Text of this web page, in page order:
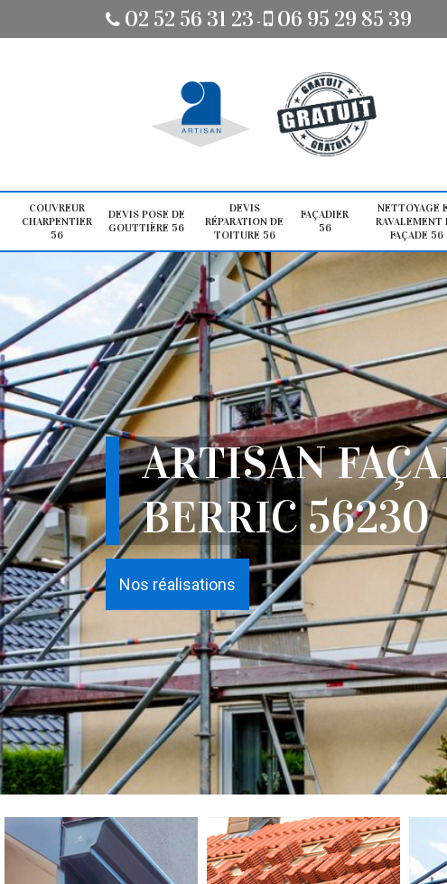
02 52 56 31 23 - 06 95 29 85 39
COUVREUR
CHARPENTIER
56
DEVIS POSE DE
GOUTTIÈRE 56
DEVIS
RÉPARATION DE
TOITURE 56
FAÇADIER
56
NETTOYAGE
RAVALEMENT
FAÇADE 56
ARTISAN
BERRIC 56230
Nos réalisations